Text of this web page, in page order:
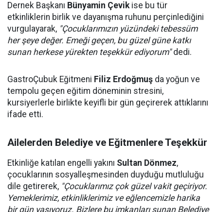
Dernek Başkanı Bünyamin Çevikise bu tür
etkinliklerin birlik ve dayanışma ruhunu perçinlediğini
vurgulayarak, "Çocuklarımızın yüzündeki tebessüm
her şeye değer. Emeği geçen, bu güzel güne katkı
sunan herkese yürekten teşekkür ediyorum"dedi.
GastroÇubuk Eğitmeni Filiz Erdoğmuş da yoğun ve
tempolu geçen eğitim döneminin stresini,
kursiyerlerle birlikte keyifli bir gün geçirerek attıklarını
ifade etti.
Ailelerden Belediye ve Eğitmenlere Teşekkür
Etkinliğe katılan engelli yakını Sultan Dönmez,
çocuklarının sosyalleşmesinden duyduğu mutluluğu
dile getirerek, "Çocuklarımız çok güzel vakit geçiriyor.
Yemeklerimiz, etkinliklerimiz ve eğlencemizle harika
bir gün yaşıyoruz. Bizlere bu imkanları sunan Belediye